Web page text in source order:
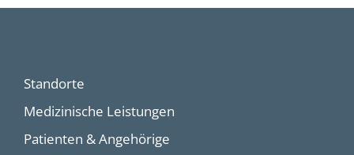
Standorte
Medizinische Leistungen
Patienten & Angehörige